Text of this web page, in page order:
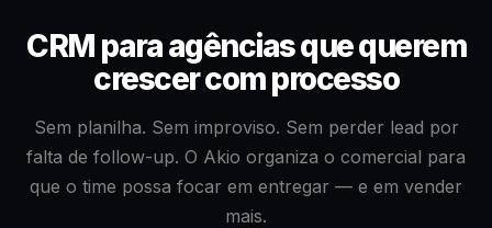
CRM para agências que querem
crescer com processo
Sem planilha. Sem improviso. Sem perder lead por
falta de follow-up. O Akio organiza o comercial para
que o time possa focar em entregar — e em vender
mais.